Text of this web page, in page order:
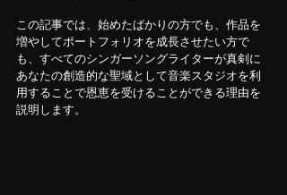
この記事では、始めたばかりの方でも、作品を
増やしてポートフォリオを成長させたい方で
も、すべてのシンガーソングライターが真剣に
あなたの創造的な聖域として音楽スタジオを利
用することで恩恵を受けることができる理由を
説明します。